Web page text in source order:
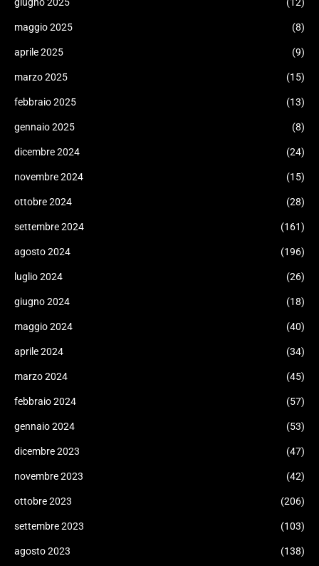
giugno 2025 (12)
maggio 2025 (8)
aprile 2025 (9)
marzo 2025 (15)
febbraio 2025 (13)
gennaio 2025 (8)
dicembre 2024 (24)
novembre 2024 (15)
ottobre 2024 (28)
settembre 2024 (161)
agosto 2024 (196)
luglio 2024 (26)
giugno 2024 (18)
maggio 2024 (40)
aprile 2024 (34)
marzo 2024 (45)
febbraio 2024 (57)
gennaio 2024 (53)
dicembre 2023 (47)
novembre 2023 (42)
ottobre 2023 (206)
settembre 2023 (103)
agosto 2023 (138)